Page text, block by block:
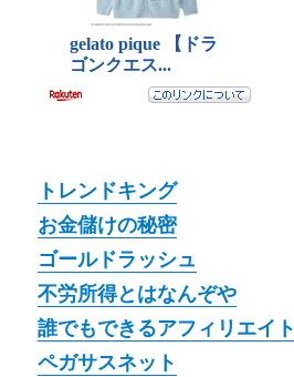
トレンドキング
お金儲けの秘密
ゴールドラッシュ
不労所得とはなんぞや
誰でもできるアフィリエイト
ペガサスネット